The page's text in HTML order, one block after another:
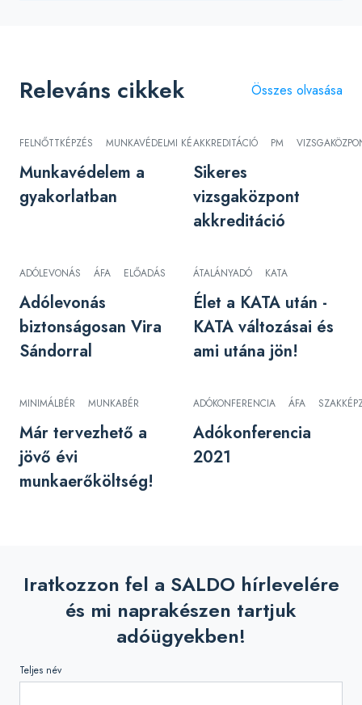
Releváns cikkek Összes olvasása
FELNŐTTKÉPZÉS MUNKAVÉDELMI KÉPVISELŐ
Munkavédelem a
gyakorlatban
AKKREDITÁCIÓ PM
Sikeres
vizsgaközpont
akkreditáció
ADÓLEVONÁS ÁFA ELŐADÁS
Adólevonás
biztonságosan Vira
Sándorral
ÁTALÁNYADÓ KATA
Élet a KATA után -
KATA változásai és
ami utána jön!
MINIMÁLBÉR MUNKABÉR
Már tervezhető a
jövő évi
munkaerőköltség!
ADÓKONFERENCIA ÁFA
Adókonferencia
2021
Iratkozzon fel a SALDO hírlevelére
és mi naprakészen tartjuk
adóügyekben!
Teljes név